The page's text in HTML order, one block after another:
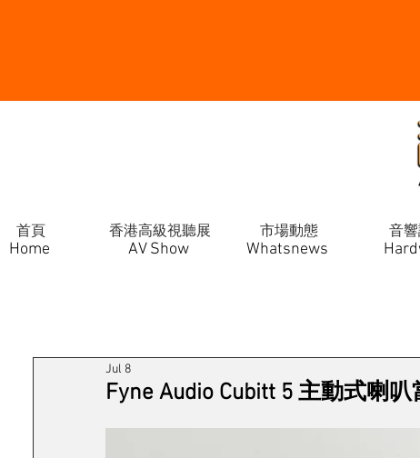
Home
首頁 香港高級視聽展 市場動態 音
AV Show Whatsnews
Fyne Audio Cubitt 5 主動式喇
Jul 8